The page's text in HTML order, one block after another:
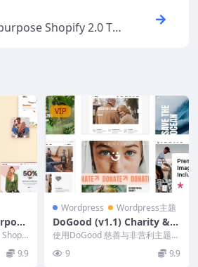
Shopify 2.0 Th
配
9.9
VIP
Wordpress Wordpress主题
DoGood (v1.1) Charity & N
onprofit Theme
使用DoGood 慈善与非营利主题一
次一笔捐款进行更改！专为任何筹
款、慈善基金会...
9 9.9